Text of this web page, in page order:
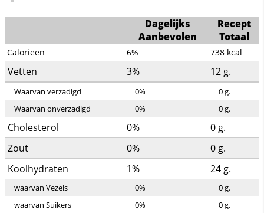
Dagelijks
Aanbevolen
Recept
Totaal
Calorieën 6% 738 kcal
Vetten 3% 12 g.
Waarvan verzadigd 0% 0g.
Waarvan onverzadigd
0% 0g.
Cholesterol 0% 0 g.
Zout
0% 0 g.
Koolhydraten
1% 24 g.
waarvan Vezels 0% 0g.
waarvan Suikers
0% 0g.